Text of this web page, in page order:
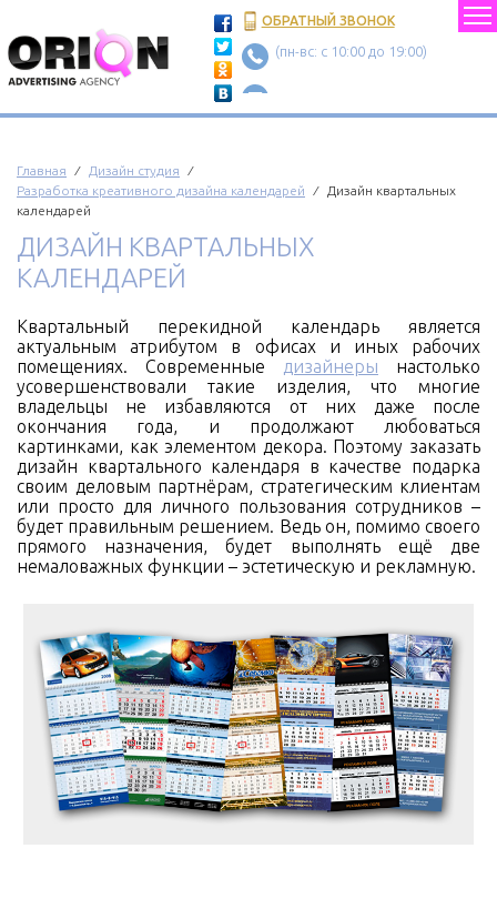
ОБРАТНЫЙ ЗВОНОК
(пн-вс: c 10:00 до 19:00)
Главная ⁄ Дизайн студия ⁄
Разработка креативного дизайна календарей ⁄ Дизайн квартальных
календарей
ДИЗАЙН КВАРТАЛЬНЫХ
КАЛЕНДАРЕЙ
Квартальный перекидной календарь является
актуальным атрибутом в офисах и иных рабочих
помещениях. Современные
дизайнеры настолько
усовершенствовали такие изделия, что многие
владельцы не избавляются от них даже после
окончания года, и продолжают любоваться
картинками, как элементом декора. Поэтому заказать
дизайн квартального календаря в качестве подарка
своим деловым партнёрам, стратегическим клиентам
или просто для личного пользования сотрудников –
будет правильным решением. Ведь он, помимо своего
прямого назначения, будет выполнять ещё две
немаловажных функции – эстетическую и рекламную.